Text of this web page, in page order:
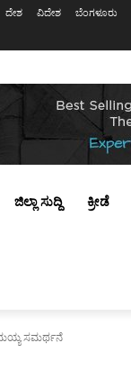
ದೇಶ ವಿದೇಶ ಬೆಂಗಳೂರು
ಜಿಲ್ಲಾ ಸುದ್ದಿ ಕ್ರೀಡೆ
ಸಮರ್ಥನೆ